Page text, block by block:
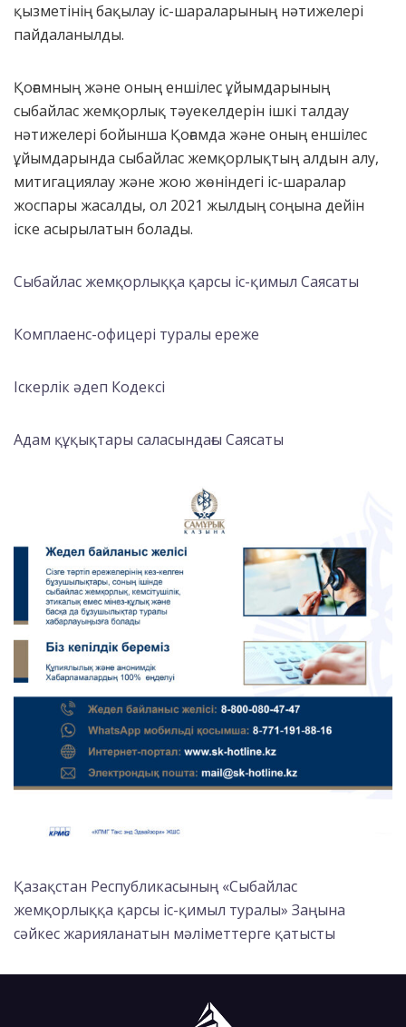
қызметінің бақылау іс-шараларының нәтижелері
пайдаланылды.
Қоғамның және оның еншілес ұйымдарының
сыбайлас жемқорлық тәуекелдерін ішкі талдау
нәтижелері бойынша Қоғамда және оның еншілес
ұйымдарында сыбайлас жемқорлықтың алдын алу,
митигациялау және жою жөніндегі іс-шаралар
жоспары жасалды, ол 2021 жылдың соңына дейін
іске асырылатын болады.
Сыбайлас жемқорлыққа қарсы іс-қимыл Саясаты
Комплаенс-офицері туралы ереже
Іскерлік әдеп Кодексі
Адам құқықтары саласындағы Саясаты
Қазақстан Республикасының «Сыбайлас
жемқорлыққа қарсы іс-қимыл туралы» Заңына
сәйкес жарияланатын мәліметтерге қатысты